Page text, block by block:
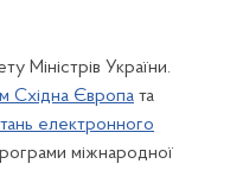
Міністрів України.
Східна Європа та
електронного
міжнародної